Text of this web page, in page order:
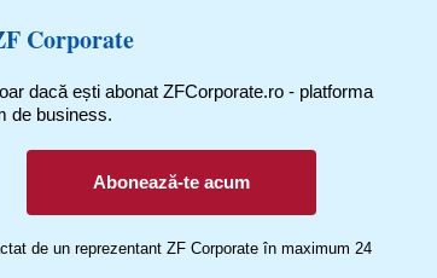
Corporate
dacă ești abonat ZFCorporate.ro - platforma
de business.
Abonează-te acum
de un reprezentant ZF Corporate în maximum 24